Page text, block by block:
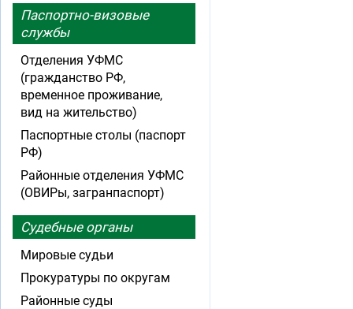
Паспортно-визовые
службы
Отделения УФМС
(гражданство РФ,
временное проживание,
вид на жительство)
Паспортные столы (паспорт
РФ)
Районные отделения УФМС
(ОВИРы, загранпаспорт)
Судебные органы
Мировые судьи
Прокуратуры по округам
Районные суды